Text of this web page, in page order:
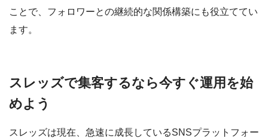
ことで、フォロワーとの継続的な関係構築にも役立ててい
ます。
スレッズで集客するなら今すぐ運用を始
めよう
スレッズは現在、急速に成長しているSNSプラットフォー